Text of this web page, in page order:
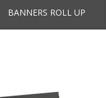
BANNERS ROLL UP